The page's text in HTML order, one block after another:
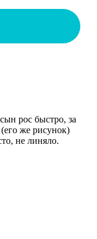
рос быстро, за
же рисунок)
не линяло.